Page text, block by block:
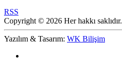
RSS
Copyright © 2026 Her hakkı saklıdır.
Yazılım & Tasarım: WK Bilişim